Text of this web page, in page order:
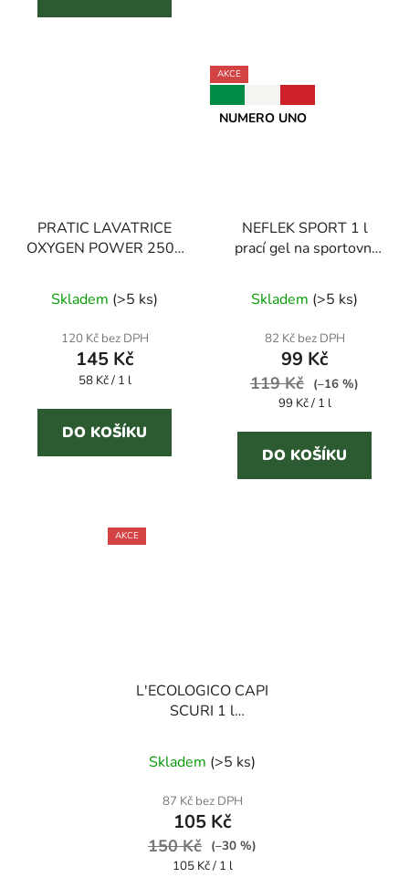
PRATIC LAVATRICE
OXYGEN POWER 2500
kyslíkem
hodnocení
produktu
je
3,4
z
5
hvězdiček.
Skladem (>5 ks)
120 Kč bez DPH
145 Kč
Měrná
58 Kč / 1 l
DO KOŠÍKU
AKCE
NUMERO UNO
NEFLEK SPORT 1 l
prací gel na sportovní
hodnocení
produktu
je
3,0
z
5
hvězdiček.
Skladem (>5 ks)
82 Kč bez DPH
99 Kč
119 Kč
(–16 %)
Měrná
99 Kč / 1 l
DO KOŠÍKU
AKCE
L'ECOLOGICO CAPI
SCURI 1 l
na tmavé prádlo
Skladem (>5 ks)
87 Kč bez DPH
105 Kč
150 Kč
(–30 %)
Měrná
105 Kč / 1 l